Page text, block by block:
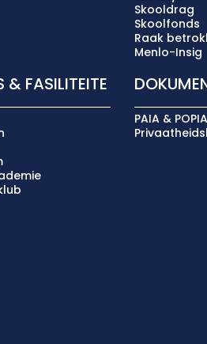
Skooldrag
Skoolfonds
Raak
Menlo-Insig
& FASILITEITE
PAIA &